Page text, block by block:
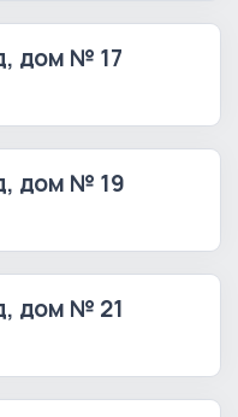
дом № 17
дом № 19
дом № 21